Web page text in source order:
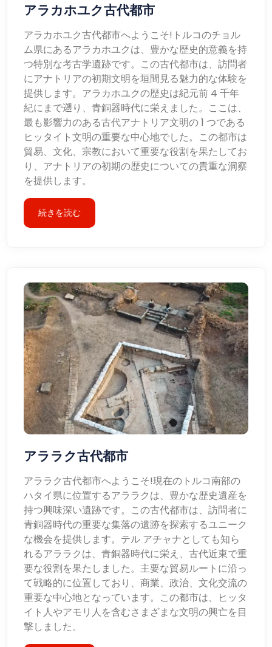
アラカホユク古代都市
アラカホユク古代都市へようこそ!トルコのチョル
ム県にあるアラカホユクは、豊かな歴史的意義を持
つ特別な考古学遺跡です。この古代都市は、訪問者
にアナトリアの初期文明を垣間見る魅力的な体験を
提供します。アラカホユクの歴史は紀元前 4 千年
紀にまで遡り、青銅器時代に栄えました。ここは、
最も影響力のある古代アナトリア文明の 1 つである
ヒッタイト文明の重要な中心地でした。この都市は
貿易、文化、宗教において重要な役割を果たしてお
り、アナトリアの初期の歴史についての貴重な洞察
を提供します。
続きを読む
アララク古代都市
アララク古代都市へようこそ!現在のトルコ南部の
ハタイ県に位置するアララクは、豊かな歴史遺産を
持つ興味深い遺跡です。この古代都市は、訪問者に
青銅器時代の重要な集落の遺跡を探索するユニーク
な機会を提供します。テル アチャナとしても知ら
れるアララクは、青銅器時代に栄え、古代近東で重
要な役割を果たしました。主要な貿易ルートに沿っ
て戦略的に位置しており、商業、政治、文化交流の
重要な中心地となっています。この都市は、ヒッタ
イト人やアモリ人を含むさまざまな文明の興亡を目
撃しました。